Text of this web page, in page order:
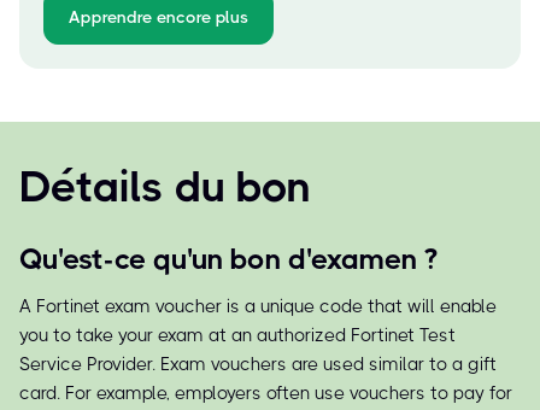
Apprendre encore plus
Détails du bon
Qu'est-ce qu'un bon d'examen ?
A Fortinet exam voucher is a unique code that will enable
you to take your exam at an authorized Fortinet Test
Service Provider. Exam vouchers are used similar to a gift
card. For example, employers often use vouchers to pay for